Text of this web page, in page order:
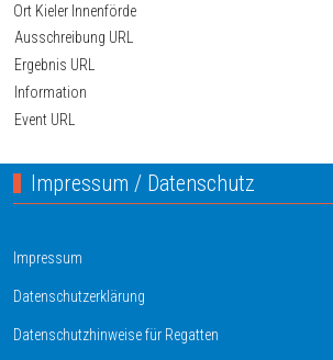
Ort Kieler Innenförde
Ausschreibung URL
Ergebnis URL
Information
Event URL
Impressum / Datenschutz
Impressum
Datenschutzerklärung
Datenschutzhinweise für Regatten